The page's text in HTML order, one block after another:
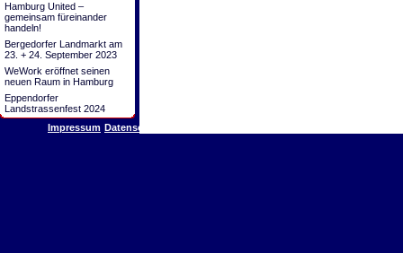
Hamburg United –
gemeinsam füreinander
handeln!
Bergedorfer Landmarkt am
23. + 24. September 2023
WeWork eröffnet seinen
neuen Raum in Hamburg
Eppendorfer
Landstrassenfest 2024
Impressum Datenschutz